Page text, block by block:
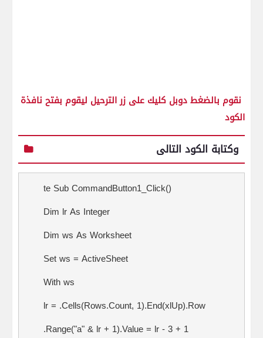
نقوم بالضغط دوبل كليك على زر الترحيل ليقوم بفتح نافذة
الكود
وكتابة الكود التالى
te Sub CommandButton1_Click()
Dim lr As Integer
Dim ws As Worksheet
Set ws = ActiveSheet
With ws
lr = .Cells(Rows.Count, 1).End(xlUp).Row
.Range("a" & lr + 1).Value = lr - 3 + 1